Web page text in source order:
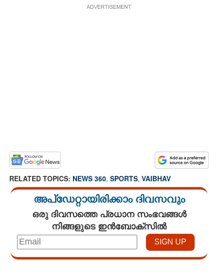
ADVERTISEMENT
RELATED TOPICS: NEWS 360, SPORTS, VAIBHAV
അപ്ഡേറ്റായിരിക്കാം ദിവസവും
ഒരു ദിവസത്തെ പ്രധാന സംഭവങ്ങൾ
നിങ്ങളുടെ ഇൻബോക്സിൽ